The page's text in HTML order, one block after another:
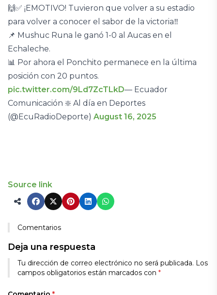
🙌✅ ¡EMOTIVO! Tuvieron que volver a su estadio
para volver a conocer el sabor de la victoria‼️
📌 Mushuc Runa le ganó 1-0 al Aucas en el
Echaleche.
📊 Por ahora el Ponchito permanece en la última
posición con 20 puntos.
pic.twitter.com/9Ld7ZcTLkD— Ecuador
Comunicación ❇️ Al día en Deportes
(@EcuRadioDeporte) August 16, 2025
Source link
Comentarios
Deja una respuesta
Tu dirección de correo electrónico no será publicada. Los
campos obligatorios están marcados con *